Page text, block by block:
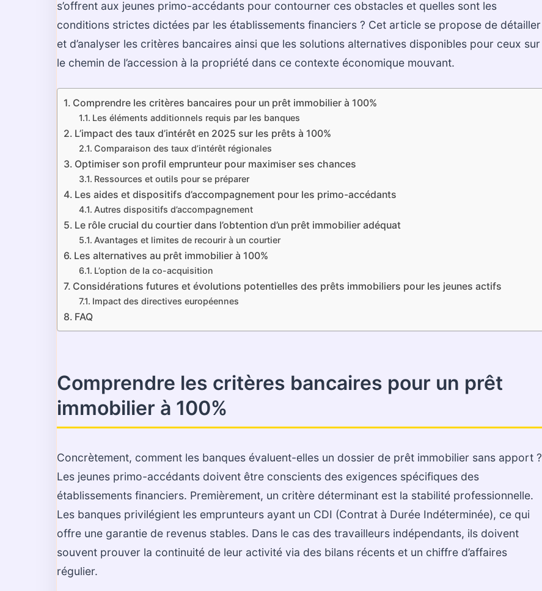
s’offrent aux jeunes primo-accédants pour contourner ces obstacles et quelles sont les
conditions strictes dictées par les établissements financiers ? Cet article se propose de détailler
et d’analyser les critères bancaires ainsi que les solutions alternatives disponibles pour ceux sur
le chemin de l’accession à la propriété dans ce contexte économique mouvant.
Comprendre les critères bancaires pour un prêt immobilier à 100%
Les éléments additionnels requis par les banques
L’impact des taux d’intérêt en 2025 sur les prêts à 100%
Comparaison des taux d’intérêt régionales
Optimiser son profil emprunteur pour maximiser ses chances
Ressources et outils pour se préparer
Les aides et dispositifs d’accompagnement pour les primo-accédants
Autres dispositifs d’accompagnement
Le rôle crucial du courtier dans l’obtention d’un prêt immobilier adéquat
Avantages et limites de recourir à un courtier
Les alternatives au prêt immobilier à 100%
L’option de la co-acquisition
Considérations futures et évolutions potentielles des prêts immobiliers pour les jeunes actifs
Impact des directives européennes
FAQ
Comprendre les critères bancaires pour un prêt
immobilier à 100%
Concrètement, comment les banques évaluent-elles un dossier de prêt immobilier sans apport ?
Les jeunes primo-accédants doivent être conscients des exigences spécifiques des
établissements financiers. Premièrement, un critère déterminant est la stabilité professionnelle.
Les banques privilégient les emprunteurs ayant un CDI (Contrat à Durée Indéterminée), ce qui
offre une garantie de revenus stables. Dans le cas des travailleurs indépendants, ils doivent
souvent prouver la continuité de leur activité via des bilans récents et un chiffre d’affaires
régulier.